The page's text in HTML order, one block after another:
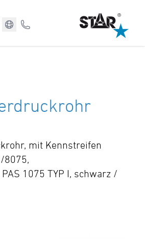
mit Kennstreifen
8075,
1075 TYP I, schwarz /